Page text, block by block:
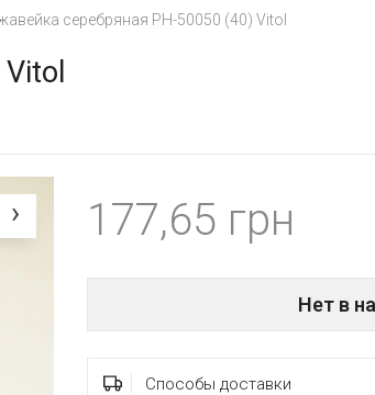
серебряная РН-50050 (40) Vitol
177,65
Нет в
Способы доставки